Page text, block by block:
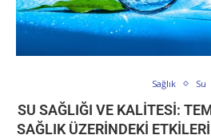
Sağlık Su
SU SAĞLIĞI VE KALITESI:
SAĞLIK ÜZERINDEKI